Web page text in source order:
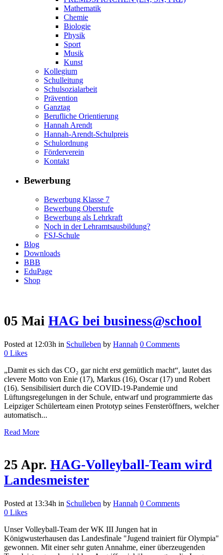
Mathematik
Chemie
Biologie
Physik
Sport
Musik
Kunst
Kollegium
Schulleitung
Schulsozialarbeit
Prävention
Ganztag
Berufliche Orientierung
Hannah Arendt
Hannah-Arendt-Schulpreis
Schulordnung
Förderverein
Kontakt
Bewerbung
Bewerbung Klasse 7
Bewerbung Oberstufe
Bewerbung als Lehrkraft
Noch in der Lehramtsausbildung?
FSJ-Schule
Blog
Downloads
BBB
EduPage
Shop
05 Mai HAG bei business@school
Posted at 12:03h in Schulleben by Hannah 0 Comments
0 Likes
„Damit es sich das CO₂ gar nicht erst gemütlich macht“, lautet das
clevere Motto von Enie (17), Markus (16), Oscar (17) und Robert
(16). Sensibilisiert durch die COVID-19-Pandemie und
Lüftungsregelungen in der Schule, entwarf und programmierte das
Leipziger Schülerteam einen Prototyp seines Fensteröffners, welcher
automatisch...
Read More
25 Apr. HAG-Volleyball-Team wird
Landesmeister
Posted at 13:34h in Schulleben by Hannah 0 Comments
0 Likes
Unser Volleyball-Team der WK III Jungen hat in
Königwusterhausen das Landesfinale "Jugend trainiert für Olympia"
gewonnen. Mit einer sehr guten Annahme, einer überzeugenden